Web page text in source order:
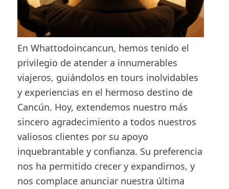
En Whattodoincancun, hemos tenido el
privilegio de atender a innumerables
viajeros, guiándolos en tours inolvidables
y experiencias en el hermoso destino de
Cancún. Hoy, extendemos nuestro más
sincero agradecimiento a todos nuestros
valiosos clientes por su apoyo
inquebrantable y confianza. Su preferencia
nos ha permitido crecer y expandirnos, y
nos complace anunciar nuestra última